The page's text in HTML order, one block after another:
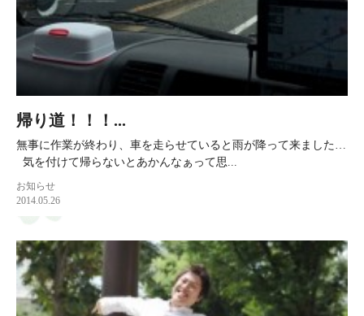
帰り道！！！...
無事に作業が終わり、車を走らせていると雨が降って来ました…
気を付けて帰らないとあかんなぁって思...
お知らせ
2014.05.26